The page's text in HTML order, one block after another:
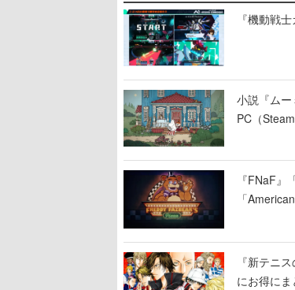
『機動戦
小説『ムー
PC（
『FNaF
「
『新テニ
にお得に